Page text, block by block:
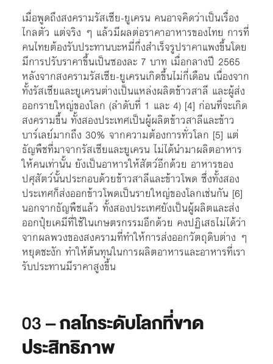
เมื่อพูดถึงสงครามรัสเซีย-ยูเครน คนอาจคิดว่าเป็นเรื่อง
ไกลตัว แต่จริง ๆ แล้วมีผลต่อราคาอาหารของไทย การที่
คนไทยต้องรับประทานบะหมี่กึ่งสำเร็จรูปราคาแพงขึ้นโดย
มีการปรับราคาขึ้นเป็นซองละ 7 บาท เมื่อกลางปี 2565
หลังจากสงครามรัสเซีย-ยูเครนเกิดขึ้นไม่กี่เดือน เนื่องจาก
ทั้งรัสเซียและยูเครนต่างเป็นแหล่งผลิตข้าวสาลี และผู้ส่ง
ออกรายใหญ่ของโลก (ลำดับที่ 1 และ 4) [4] ก่อนที่จะเกิด
สงครามขึ้น ทั้งสองประเทศเป็นผู้ผลิตข้าวสาลีและข้าว
บาร์เลย์มากถึง 30% จากความต้องการทั่วโลก [5] แต่
ธัญพืชที่มาจากรัสเซียและยูเครน ไม่ได้นำมาผลิตอาหาร
ให้คนเท่านั้น ยังเป็นอาหารให้สัตว์อีกด้วย อาหารของ
ปศุสัตว์นั้นประกอบด้วยข้าวสาลีและข้าวโพด ซึ่งทั้งสอง
ประเทศก็ส่งออกข้าวโพดเป็นรายใหญ่ของโลกเช่นกัน [6]
นอกจากธัญพืชแล้ว ทั้งสองประเทศยังเป็นผู้ผลิตและส่ง
ออกปุ๋ยเคมีที่ใช้ในเกษตรกรรมอีกด้วย คงปฏิเสธไม่ได้ว่า
จากผลพวงของสงครามที่ทำให้การส่งออกวัตถุดิบต่าง ๆ
หยุดชะงัก ทำให้ต้นทุนในการผลิตอาหารและอาหารที่เรา
รับประทานมีราคาสูงขึ้น
03 –กลไกระดับโลกที่ขาด
ประสิทธิภาพ